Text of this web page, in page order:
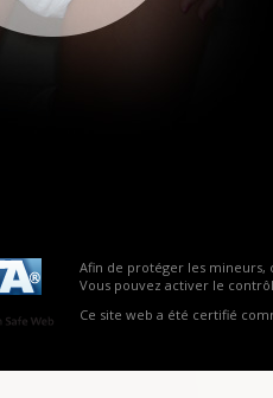
Afin de protéger les mineurs,
Vous pouvez activer le
Ce site web a été certifié